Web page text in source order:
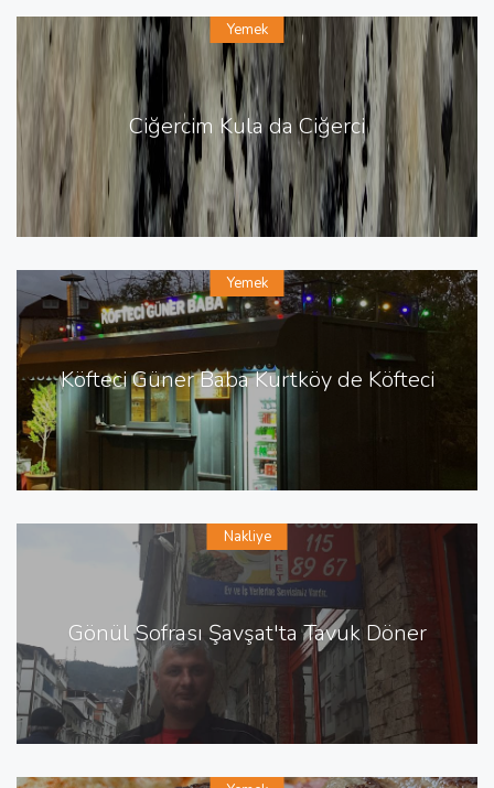
Ciğercim Kula da Ciğerci
Yemek
Köfteci Güner Baba Kurtköy de Köfteci
Yemek
Gönül Sofrası Şavşat'ta Tavuk Döner
Nakliye